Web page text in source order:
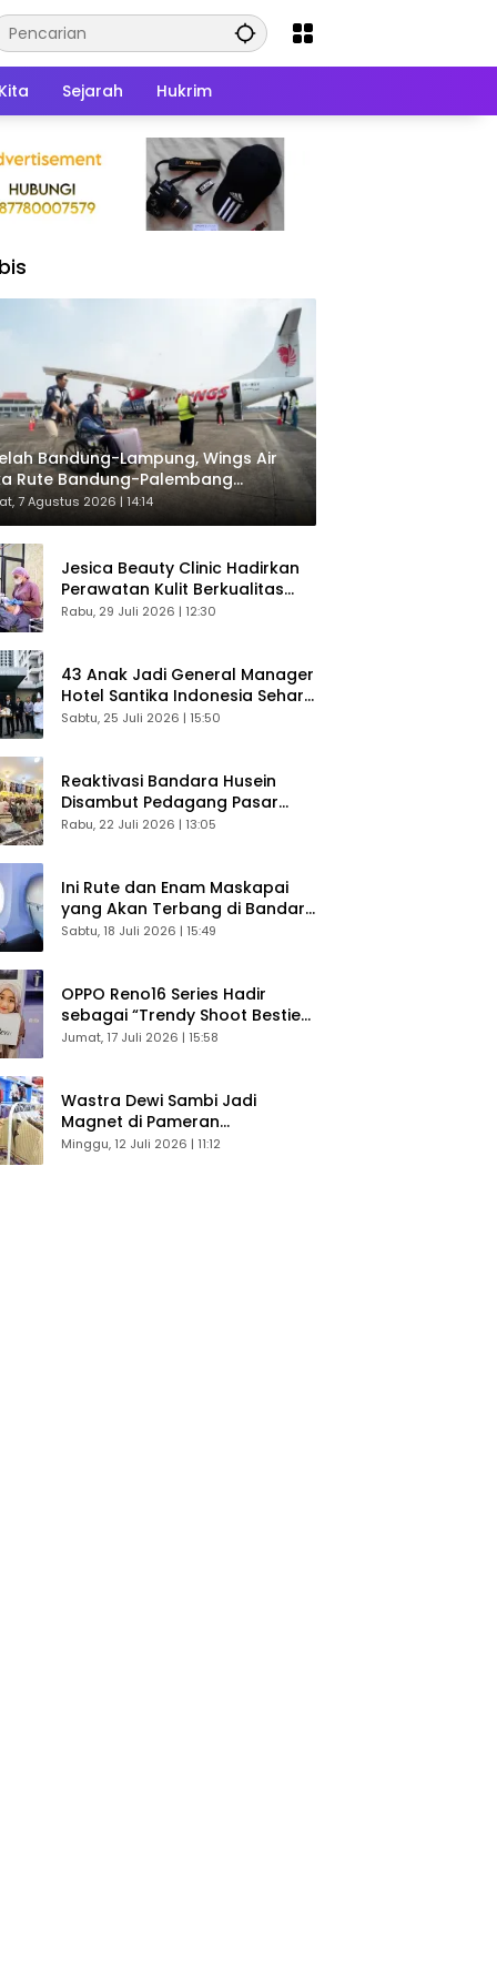
Sejarah Hukrim
Bandung-Lampung, Wings Air
Rute Bandung-Palembang
Langsung Penumpang
7 Agustus 2026 | 14:14
Jesica Beauty Clinic Hadirkan
Perawatan Kulit Berkualitas
Plus Konsultasi Gratis
Rabu, 29 Juli 2026 | 12:30
43 Anak Jadi General Manager
Hotel Santika Indonesia Sehari
Sukses Digelar
Sabtu, 25 Juli 2026 | 15:50
Reaktivasi Bandara Husein
Disambut Pedagang Pasar
Baru, Diyakini Bangkitkan
Rabu, 22 Juli 2026 | 13:05
Ini Rute dan Enam Maskapai
yang Akan Terbang di Bandara
Husein Sastranegara
Sabtu, 18 Juli 2026 | 15:49
OPPO Reno16 Series Hadir
sebagai “Trendy Shoot Bestie”,
Bikin Konten Kreator Makin
Jumat, 17 Juli 2026 | 15:58
Wastra Dewi Sambi Jadi
Magnet di Pameran
Dekranasda, Banyak Diminati
Minggu, 12 Juli 2026 | 11:12